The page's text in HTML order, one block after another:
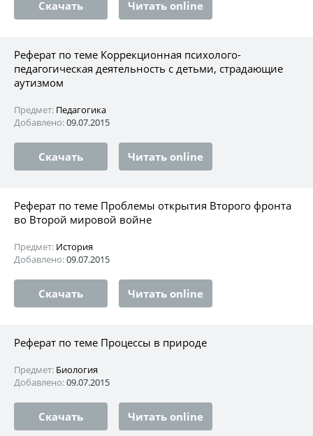
Скачать Читать online
Реферат по теме Коррекционная психолого-
педагогическая деятельность с детьми, страдающие
аутизмом
Предмет: Педагогика
Добавлено:09.07.2015
Скачать Читать online
Реферат по теме Проблемы открытия Второго фронта
во Второй мировой войне
Предмет: История
Добавлено:09.07.2015
Скачать Читать online
Реферат по теме Процессы в природе
Предмет: Биология
Добавлено:09.07.2015
Скачать Читать online